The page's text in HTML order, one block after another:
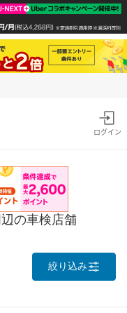
ログイン
の車検店舗
絞り込み